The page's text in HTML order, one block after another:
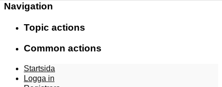
Navigation
Topic actions
Common actions
Startsida
Logga in